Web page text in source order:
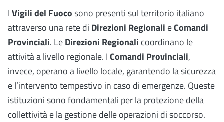
IVigili del Fuocosono presenti sul territorio italiano
attraverso una rete di Direzioni Regionali eComandi
Provinciali. LeDirezioni Regionali coordinano le
attività a livello regionale. IComandi Provinciali,
invece, operano a livello locale, garantendo la sicurezza
e l’intervento tempestivo in caso di emergenze. Queste
istituzioni sono fondamentali per la protezione della
collettività e la gestione delle operazioni di soccorso.